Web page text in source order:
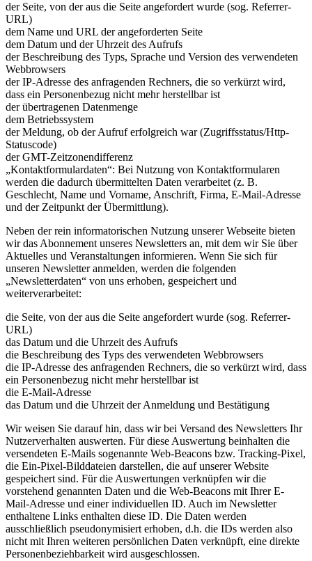
der Seite, von der aus die Seite angefordert wurde (sog. Referrer-
URL)
dem Name und URL der angeforderten Seite
dem Datum und der Uhrzeit des Aufrufs
der Beschreibung des Typs, Sprache und Version des verwendeten
Webbrowsers
der IP-Adresse des anfragenden Rechners, die so verkürzt wird,
dass ein Personenbezug nicht mehr herstellbar ist
der übertragenen Datenmenge
dem Betriebssystem
der Meldung, ob der Aufruf erfolgreich war (Zugriffsstatus/Http-
Statuscode)
der GMT-Zeitzonendifferenz
„Kontaktformulardaten“: Bei Nutzung von Kontaktformularen
werden die dadurch übermittelten Daten verarbeitet (z. B.
Geschlecht, Name und Vorname, Anschrift, Firma, E-Mail-Adresse
und der Zeitpunkt der Übermittlung).
Neben der rein informatorischen Nutzung unserer Webseite bieten
wir das Abonnement unseres Newsletters an, mit dem wir Sie über
Aktuelles und Veranstaltungen informieren. Wenn Sie sich für
unseren Newsletter anmelden, werden die folgenden
„Newsletterdaten“ von uns erhoben, gespeichert und
weiterverarbeitet:
die Seite, von der aus die Seite angefordert wurde (sog. Referrer-
URL)
das Datum und die Uhrzeit des Aufrufs
die Beschreibung des Typs des verwendeten Webbrowsers
die IP-Adresse des anfragenden Rechners, die so verkürzt wird, dass
ein Personenbezug nicht mehr herstellbar ist
die E-Mail-Adresse
das Datum und die Uhrzeit der Anmeldung und Bestätigung
Wir weisen Sie darauf hin, dass wir bei Versand des Newsletters Ihr
Nutzerverhalten auswerten. Für diese Auswertung beinhalten die
versendeten E-Mails sogenannte Web-Beacons bzw. Tracking-Pixel,
die Ein-Pixel-Bilddateien darstellen, die auf unserer Website
gespeichert sind. Für die Auswertungen verknüpfen wir die
vorstehend genannten Daten und die Web-Beacons mit Ihrer E-
Mail-Adresse und einer individuellen ID. Auch im Newsletter
enthaltene Links enthalten diese ID. Die Daten werden
ausschließlich pseudonymisiert erhoben, d.h. die IDs werden also
nicht mit Ihren weiteren persönlichen Daten verknüpft, eine direkte
Personenbeziehbarkeit wird ausgeschlossen.